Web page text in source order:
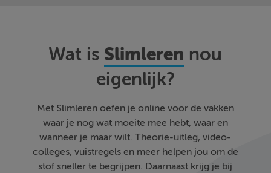
Wat is Slimleren nou
eigenlijk?
Met Slimleren oefen je online voor de vakken
waar je nog wat moeite mee hebt, waar en
wanneer je maar wilt. Theorie-uitleg, video-
colleges, vuistregels en meer helpen jou om de
stof sneller te begrijpen. Daarnaast krijg je bij